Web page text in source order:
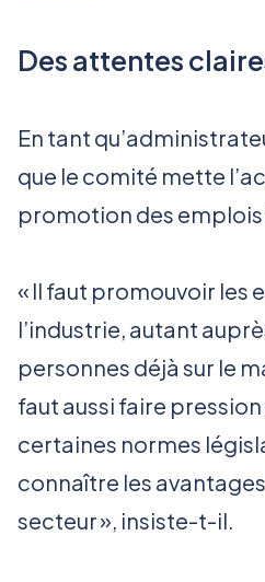
Des attentes
En tant
que le comité mette
promotion des
« Il faut promouvoir les
l’industrie, autant
personnes déjà sur le
faut aussi faire
certaines normes
connaître les
secteur », insiste-t-il.